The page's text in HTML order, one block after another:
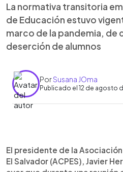
La normativa transitoria
de Educación estuvo
marco de la pandemia, de
deserción de alumnos
PorSusana JOma
Publicado el 12 de agosto
► Escuchar artículo
El presidente de la
El Salvador (ACPES), Javier